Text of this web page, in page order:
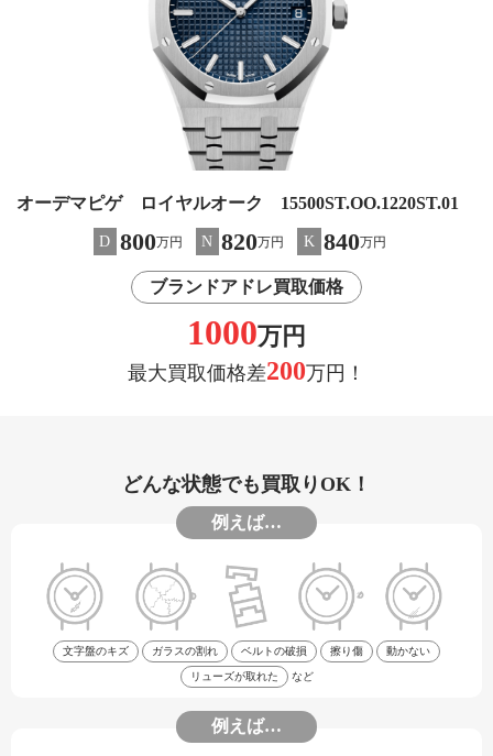
オーデマピゲ ロイヤルオーク 15500ST.OO.1220ST.01
D 800万円 N 820万円 K 840万円
ブランドアドレ買取価格
1000万円
最大買取価格差200万円！
どんな状態でも買取りOK！
例えば…
文字盤のキズ ガラスの割れ ベルトの破損 擦り傷 動かない
リューズが取れた など
例えば…